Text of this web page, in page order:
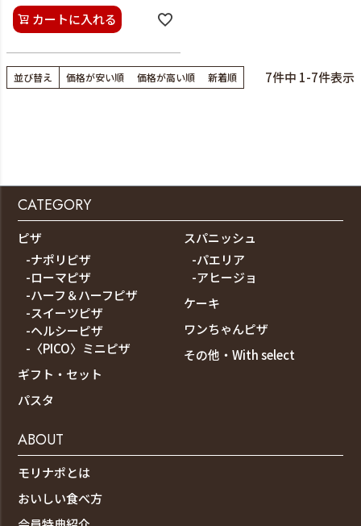
カートに入れる
並び替え 価格が安い順 価格が高い順 新着順 7件中 1-7件表示
CATEGORY
ピザ
-ナポリピザ
-ローマピザ
-ハーフ＆ハーフピザ
-スイーツピザ
-ヘルシーピザ
-〈PICO〉ミニピザ
ギフト・セット
パスタ
スパニッシュ
-パエリア
-アヒージョ
ケーキ
ワンちゃんピザ
その他・With select
ABOUT
モリナポとは
おいしい食べ方